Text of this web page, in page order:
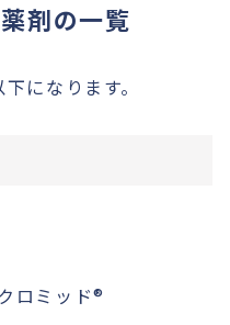
剤の一覧
になります。
ロミッド®︎